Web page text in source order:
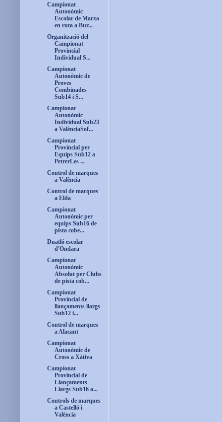
Campionat
Autonòmic
Escolar de Marxa
en ruta a Bur...
Organització del
Campionat
Provincial
Individual S...
Campionat
Autonòmic de
Proves
Combinades
Sub14 i S...
Campionat
Autonòmic
Individual Sub23
a ValènciaSof...
Campionat
Provincial per
Equips Sub12 a
PetrerLes ...
Control de marques
a València
Control de marques
a Elda
Campionat
Autonòmic per
equips Sub16 de
pista cobe...
Duatló escolar
d'Ondara
Campionat
Autonòmic
Absolut per Clubs
de pista cob...
Campionat
Provincial de
llançaments llargs
Sub12 i...
Control de marques
a Alacant
Campionat
Autonòmic de
Cross a Xàtiva
Campionat
Provincial de
Llançaments
Llargs Sub16 a...
Controls de marques
a Castelló i
València